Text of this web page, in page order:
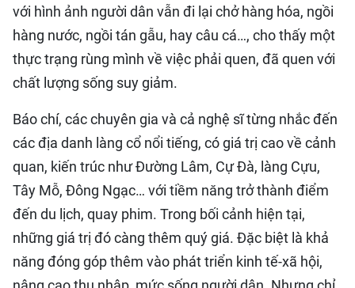
với hình ảnh người dân vẫn đi lại chở hàng hóa, ngồi
hàng nước, ngồi tán gẫu, hay câu cá…, cho thấy một
thực trạng rùng mình về việc phải quen, đã quen với
chất lượng sống suy giảm.
Báo chí, các chuyên gia và cả nghệ sĩ từng nhắc đến
các địa danh làng cổ nổi tiếng, có giá trị cao về cảnh
quan, kiến trúc như Đường Lâm, Cự Đà, làng Cựu,
Tây Mỗ, Đông Ngạc… với tiềm năng trở thành điểm
đến du lịch, quay phim. Trong bối cảnh hiện tại,
những giá trị đó càng thêm quý giá. Đặc biệt là khả
năng đóng góp thêm vào phát triển kinh tế-xã hội,